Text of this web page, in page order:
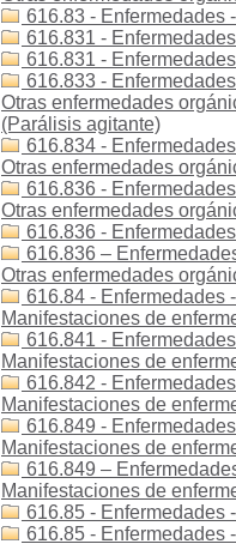
616.83 - Enfermedades
616.831 -
616.831 -
616.833 -
Otras enfermedades
(Parálisis agitante)
616.834 -
Otras enfermedades
616.836 -
Otras enfermedades
616.836 -
616.836 –
Otras enfermedades
616.84 - Enfermedades
Manifestaciones de
616.841 -
Manifestaciones de
616.842 -
Manifestaciones de
616.849 -
Manifestaciones de
616.849 –
Manifestaciones de
616.85 - Enfermedades
616.85 - Enfermedades